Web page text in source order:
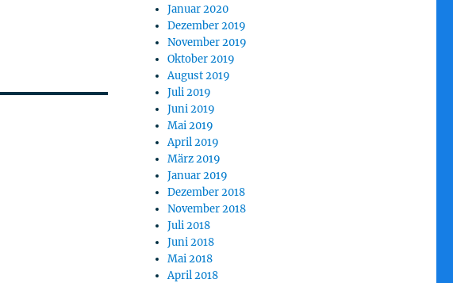
Januar 2020
Dezember 2019
November 2019
Oktober 2019
August 2019
Juli 2019
Juni 2019
Mai 2019
April 2019
März 2019
Januar 2019
Dezember 2018
November 2018
Juli 2018
Juni 2018
Mai 2018
April 2018